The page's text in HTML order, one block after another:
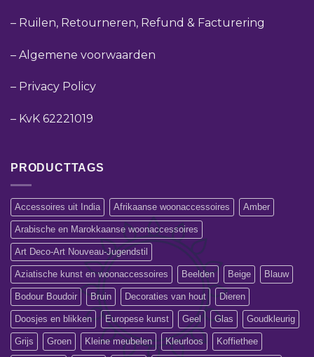
– Ruilen, Retourneren, Refund & Facturering
– Algemene voorwaarden
– Privacy Policy
– KvK 62221019
PRODUCTTAGS
Accessoires uit India Afrikaanse woonaccessoires Amber
Arabische en Marokkaanse woonaccessoires
Art Deco-Art Nouveau-Jugendstil
Aziatische kunst en woonaccessoires Beelden Beige Blauw
Bodour Boudoir Bruin Decoraties van hout Dieren
Doosjes en blikken Europese kunst Geel Glas Goudkleurig
Grijs Groen Kleine meubelen Kleurloos Koffiethee